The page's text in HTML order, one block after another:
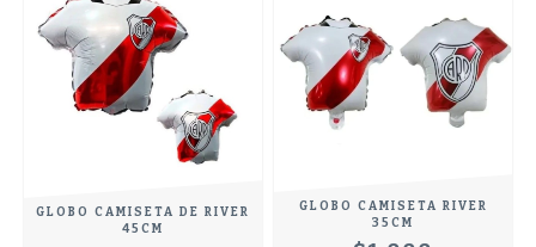
GLOBO CAMISETA DE RIVER
45CM
GLOBO CAMISETA RIVER
35CM